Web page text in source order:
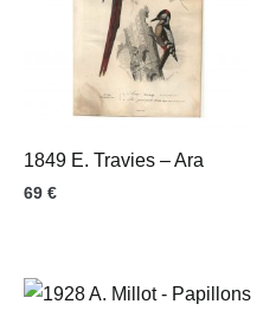
1849 E. Travies – Ara
69 €